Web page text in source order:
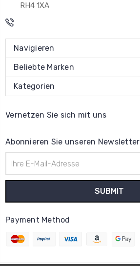
RH4 1XA
Navigieren
Beliebte Marken
Kategorien
Vernetzen Sie sich mit uns
Abonnieren Sie unseren Newsletter
Mail-
Adresse
Payment Method